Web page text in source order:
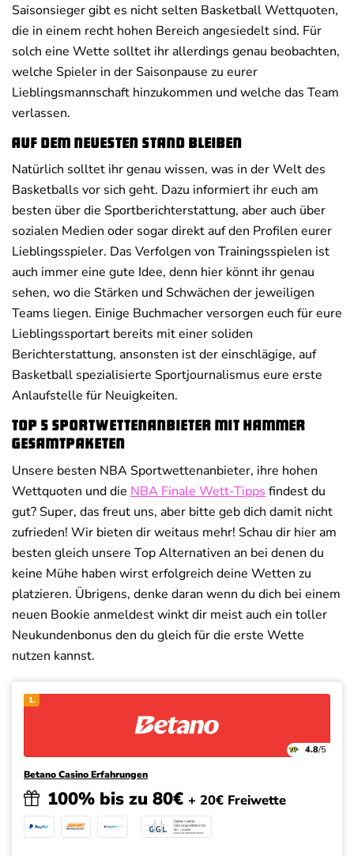
Saisonsieger gibt es nicht selten Basketball Wettquoten,
die in einem recht hohen Bereich angesiedelt sind. Für
solch eine Wette solltet ihr allerdings genau beobachten,
welche Spieler in der Saisonpause zu eurer
Lieblingsmannschaft hinzukommen und welche das Team
verlassen.
Auf dem neuesten Stand bleiben
Natürlich solltet ihr genau wissen, was in der Welt des
Basketballs vor sich geht. Dazu informiert ihr euch am
besten über die Sportberichterstattung, aber auch über
sozialen Medien oder sogar direkt auf den Profilen eurer
Lieblingsspieler. Das Verfolgen von Trainingsspielen ist
auch immer eine gute Idee, denn hier könnt ihr genau
sehen, wo die Stärken und Schwächen der jeweiligen
Teams liegen. Einige Buchmacher versorgen euch für eure
Lieblingssportart bereits mit einer soliden
Berichterstattung, ansonsten ist der einschlägige, auf
Basketball spezialisierte Sportjournalismus eure erste
Anlaufstelle für Neuigkeiten.
Top 5 Sportwettenanbieter mit Hammer
Gesamtpaketen
Unsere besten NBA Sportwettenanbieter, ihre hohen
Wettquoten und die NBA Finale Wett-Tipps findest du
gut? Super, das freut uns, aber bitte geb dich damit nicht
zufrieden! Wir bieten dir weitaus mehr! Schau dir hier am
besten gleich unsere Top Alternativen an bei denen du
keine Mühe haben wirst erfolgreich deine Wetten zu
platzieren. Übrigens, denke daran wenn du dich bei einem
neuen Bookie anmeldest winkt dir meist auch ein toller
Neukundenbonus den du gleich für die erste Wette
nutzen kannst.
1.
4.8/5
Betano Casino Erfahrungen
100% bis zu 80€ + 20€ Freiwette